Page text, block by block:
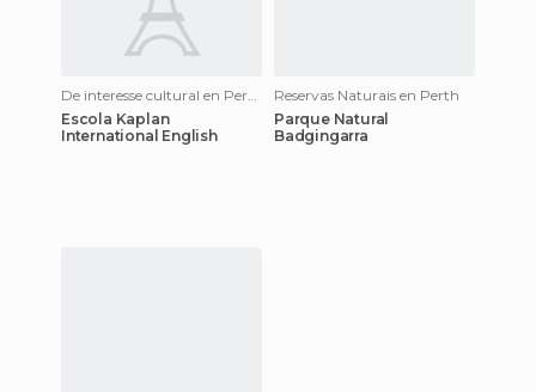
De interesse cultural en Perth
Escola Kaplan
International English
Reservas Naturais en Perth
Parque Natural
Badgingarra